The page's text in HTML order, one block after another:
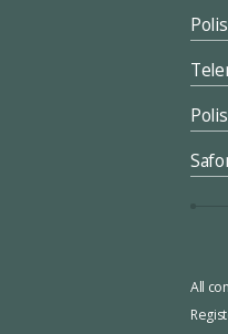
All